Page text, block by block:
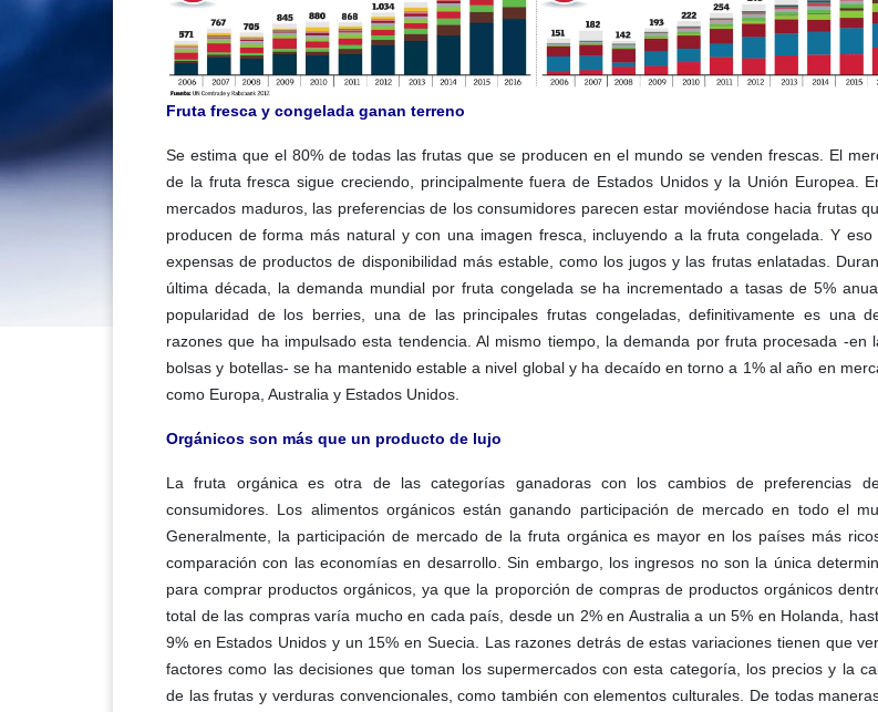
Fruta fresca y congelada ganan terreno
Se estima que el 80% de todas las frutas que se producen en el mundo se venden frescas. El
de la fruta fresca sigue creciendo, principalmente fuera de Estados Unidos y la Unión Europea.
mercados maduros, las preferencias de los consumidores parecen estar moviéndose hacia frutas
producen de forma más natural y con una imagen fresca, incluyendo a la fruta congelada. Y eso
expensas de productos de disponibilidad más estable, como los jugos y las frutas enlatadas.
última década, la demanda mundial por fruta congelada se ha incrementado a tasas de 5%
popularidad de los berries, una de las principales frutas congeladas, definitivamente es una
razones que ha impulsado esta tendencia. Al mismo tiempo, la demanda por fruta procesada -en
bolsas y botellas- se ha mantenido estable a nivel global y ha decaído en torno a 1% al año en
como Europa, Australia y Estados Unidos.
Orgánicos son más que un producto de lujo
La fruta orgánica es otra de las categorías ganadoras con los cambios de preferencias
consumidores. Los alimentos orgánicos están ganando participación de mercado en todo el
Generalmente, la participación de mercado de la fruta orgánica es mayor en los países más
comparación con las economías en desarrollo. Sin embargo, los ingresos no son la única
para comprar productos orgánicos, ya que la proporción de compras de productos orgánicos
total de las compras varía mucho en cada país, desde un 2% en Australia a un 5% en Holanda,
9% en Estados Unidos y un 15% en Suecia. Las razones detrás de estas variaciones tienen que
factores como las decisiones que toman los supermercados con esta categoría, los precios y la
de las frutas y verduras convencionales, como también con elementos culturales. De todas